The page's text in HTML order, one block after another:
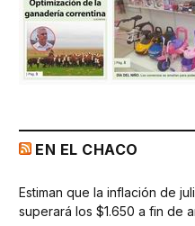
EN EL CHACO
Estiman que la inflación de
superará los $1.650 a fin de